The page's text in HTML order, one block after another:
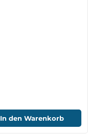
In den Warenkorb